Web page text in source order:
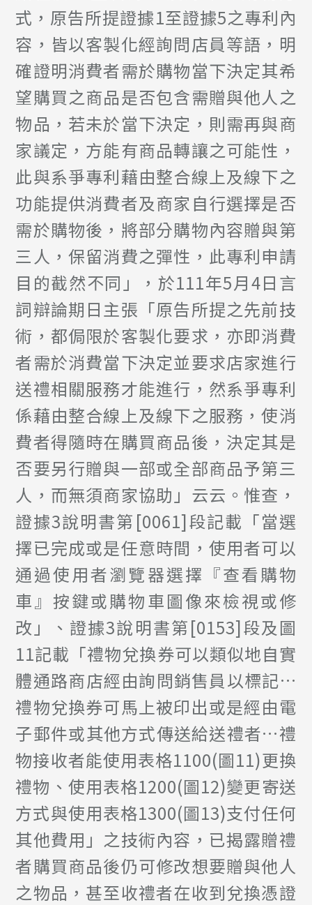
式，原告所提證據1至證據5之專利內
容，皆以客製化經詢問店員等語，明
確證明消費者需於購物當下決定其希
望購買之商品是否包含需贈與他人之
物品，若未於當下決定，則需再與商
家議定，方能有商品轉讓之可能性，
此與系爭專利藉由整合線上及線下之
功能提供消費者及商家自行選擇是否
需於購物後，將部分購物內容贈與第
三人，保留消費之彈性，此專利申請
目的截然不同」，於111年5月4日言
詞辯論期日主張「原告所提之先前技
術，都侷限於客製化要求，亦即消費
者需於消費當下決定並要求店家進行
送禮相關服務才能進行，然系爭專利
係藉由整合線上及線下之服務，使消
費者得隨時在購買商品後，決定其是
否要另行贈與一部或全部商品予第三
人，而無須商家協助」云云。惟查，
證據3說明書第[0061]段記載「當選
擇已完成或是任意時間，使用者可以
通過使用者瀏覽器選擇『查看購物
車』按鍵或購物車圖像來檢視或修
改」、證據3說明書第[0153]段及圖
11記載「禮物兌換券可以類似地自實
體通路商店經由詢問銷售員以標記…
禮物兌換券可馬上被印出或是經由電
子郵件或其他方式傳送給送禮者…禮
物接收者能使用表格1100(圖11)更換
禮物、使用表格1200(圖12)變更寄送
方式與使用表格1300(圖13)支付任何
其他費用」之技術內容，已揭露贈禮
者購買商品後仍可修改想要贈與他人
之物品，甚至收禮者在收到兌換憑證